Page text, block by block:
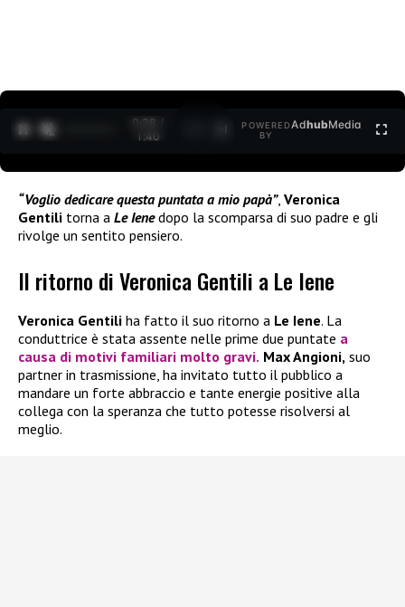
0:29 /
1:40
POWERED
BY
AdhubMedia
“Voglio dedicare questa puntata a mio papà”, Veronica
Gentili torna a Le Ienedopo la scomparsa di suo padre e gli
rivolge un sentito pensiero.
Il ritorno di Veronica Gentili a Le Iene
Veronica Gentili ha fatto il suo ritorno a Le Iene. La
conduttrice è stata assente nelle prime due puntate a
causa di motivi familiari molto gravi. Max Angioni, suo
partner in trasmissione, ha invitato tutto il pubblico a
mandare un forte abbraccio e tante energie positive alla
collega con la speranza che tutto potesse risolversi al
meglio.